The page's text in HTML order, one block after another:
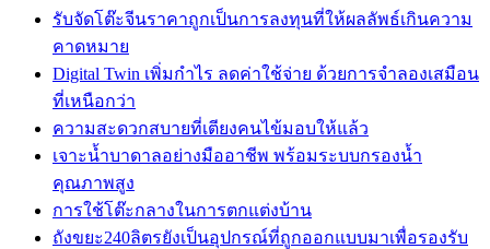
รับจัดโต๊ะจีนราคาถูกเป็นการลงทุนที่ให้ผลลัพธ์เกินความ
คาดหมาย
Digital Twin เพิ่มกำไร ลดค่าใช้จ่าย ด้วยการจำลองเสมือน
ที่เหนือกว่า
ความสะดวกสบายที่เตียงคนไข้มอบให้แล้ว
เจาะน้ำบาดาลอย่างมืออาชีพ พร้อมระบบกรองน้ำ
คุณภาพสูง
การใช้โต๊ะกลางในการตกแต่งบ้าน
ถังขยะ240ลิตรยังเป็นอุปกรณ์ที่ถูกออกแบบมาเพื่อรองรับ